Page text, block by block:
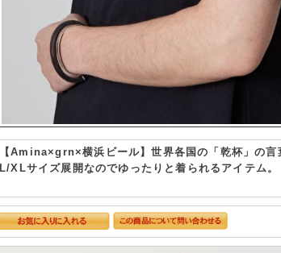
【Amina×grn×横浜ビール】世界各国の「乾杯」の
L/XLサイズ展開なのでゆったりと着られるアイテム。